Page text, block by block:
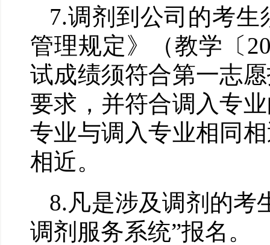
7.调剂到公司的考生
管理规定》（教学〔
试成绩须符合第一志
要求，并符合调入专
专业与调入专业相同
相近。
8.凡是涉及调剂的考
调剂服务系统”报名。